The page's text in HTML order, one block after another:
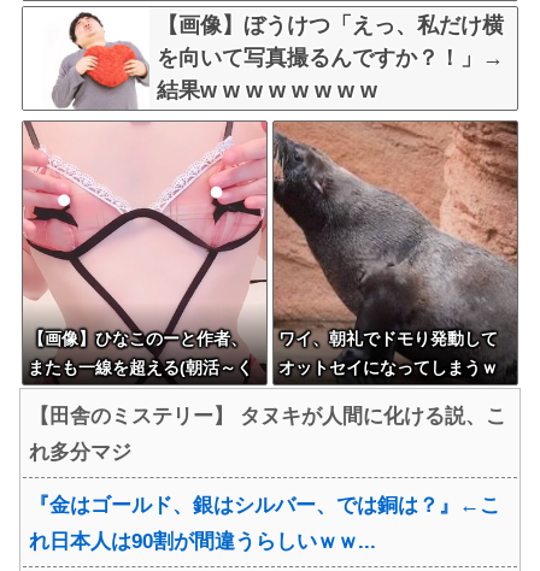
『こう』なったんだが俺悪くないよ
な？？？？？？？？
【画像】ぼうけつ「えっ、私だけ横
を向いて写真撮るんですか？！」→
結果w w w w w w w w
【画像】ひなこのーと作者、
またも一線を超える(朝活～く
ワイ、朝礼でドモり発動して
オットセイになってしまうｗ
【田舎のミステリー】 タヌキが人間に化ける説、こ
れ多分マジ
『金はゴールド、銀はシルバー、では銅は？』←こ
れ日本人は90割が間違うらしいｗｗ...